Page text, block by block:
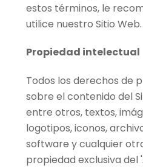
estos términos, le
utilice nuestro Sitio Web.
Propiedad intelectual
Todos los derechos de
sobre el contenido del
entre otros, textos,
logotipos, iconos,
software y cualquier
propiedad exclusiva del '